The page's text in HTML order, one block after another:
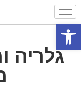
גלריה
פתח סרגל